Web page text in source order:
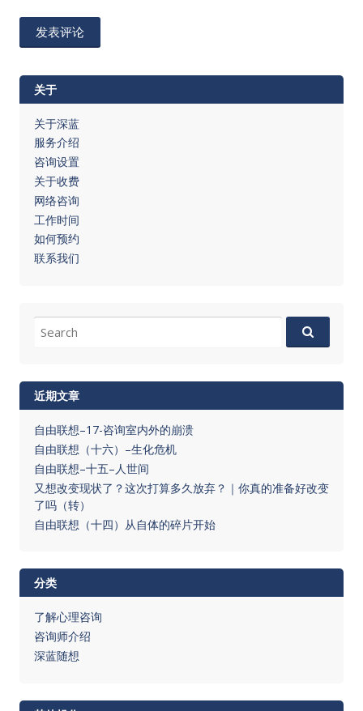
关于
关于深蓝
服务介绍
咨询设置
关于收费
网络咨询
工作时间
如何预约
联系我们
for:
近期文章
自由联想–17-咨询室内外的崩溃
自由联想（十六）–生化危机
自由联想–十五–人世间
又想改变现状了？这次打算多久放弃？｜你真的准备好改变
了吗（转）
自由联想（十四）从自体的碎片开始
分类
了解心理咨询
咨询师介绍
深蓝随想